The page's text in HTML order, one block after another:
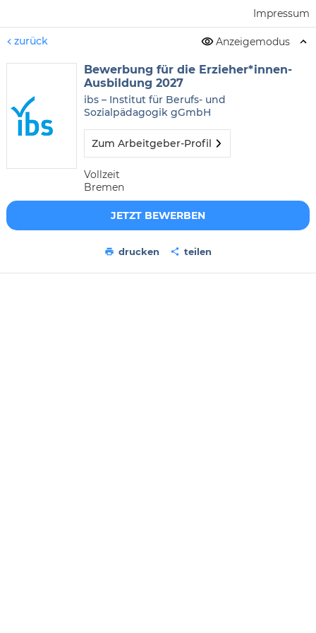
Impressum
zurück Anzeigemodus
Bewerbung für die Erzieher*innen-
Ausbildung 2027
ibs – Institut für Berufs- und
Sozialpädagogik gGmbH
Zum Arbeitgeber-Profil
Vollzeit
Bremen
JETZT BEWERBEN
drucken teilen